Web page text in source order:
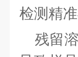
检测精
残留